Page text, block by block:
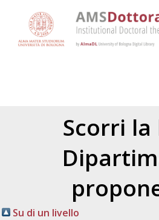
Scorri la
Su di un livello